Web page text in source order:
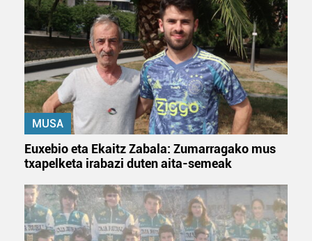
irakurri
MUSA
Euxebio eta Ekaitz Zabala: Zumarragako mus
txapelketa irabazi duten aita-semeak